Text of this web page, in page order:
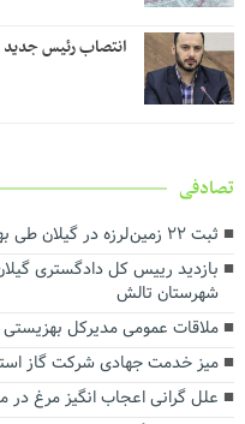
انتصاب رئیس
تصادفی
ثبت ۲۲ زمین لرزه در گیلان طی بهار امسال
بازدید رییس کل دادگستری
شهرستان تالش
ملاقات عمومی مدیرکل بهزیستی
میز خدمت جهادی شرکت گاز
علل گرانی اعجاب انگیز مرغ در